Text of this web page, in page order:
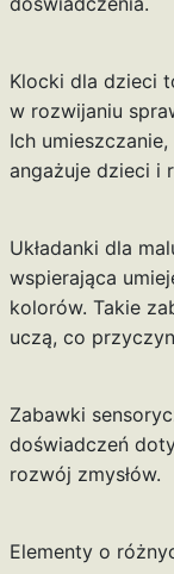
Klocki dla dzieci
w rozwijaniu
Ich
angażuje dzieci i
Układanki dla
wspierająca
kolorów. Takie
uczą, co
Zabawki
doświadczeń
rozwój zmysłów.
Elementy o